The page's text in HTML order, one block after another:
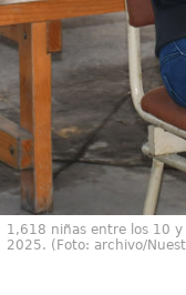
1,618 niñas entre los 10
2025. (Foto: archivo/